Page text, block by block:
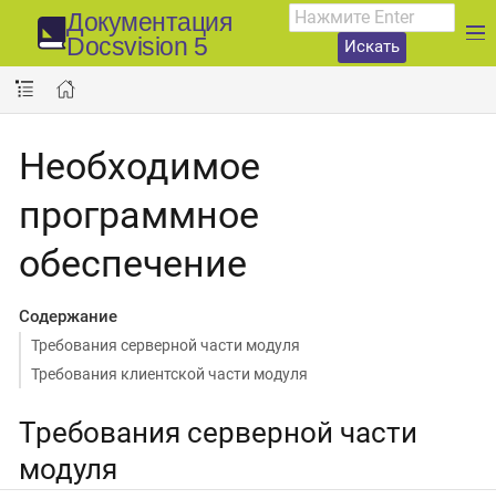
Документация
Docsvision 5
Искать
Необходимое
программное
обеспечение
Содержание
Требования серверной части модуля
Требования клиентской части модуля
Требования серверной части
модуля